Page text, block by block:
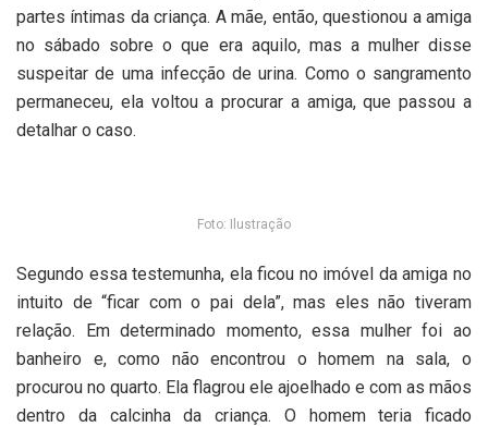
partes íntimas da criança. A mãe, então, questionou a amiga
no sábado sobre o que era aquilo, mas a mulher disse
suspeitar de uma infecção de urina. Como o sangramento
permaneceu, ela voltou a procurar a amiga, que passou a
detalhar o caso.
Foto: Ilustração
Segundo essa testemunha, ela ficou no imóvel da amiga no
intuito de “ficar com o pai dela”, mas eles não tiveram
relação. Em determinado momento, essa mulher foi ao
banheiro e, como não encontrou o homem na sala, o
procurou no quarto. Ela flagrou ele ajoelhado e com as mãos
dentro da calcinha da criança. O homem teria ficado